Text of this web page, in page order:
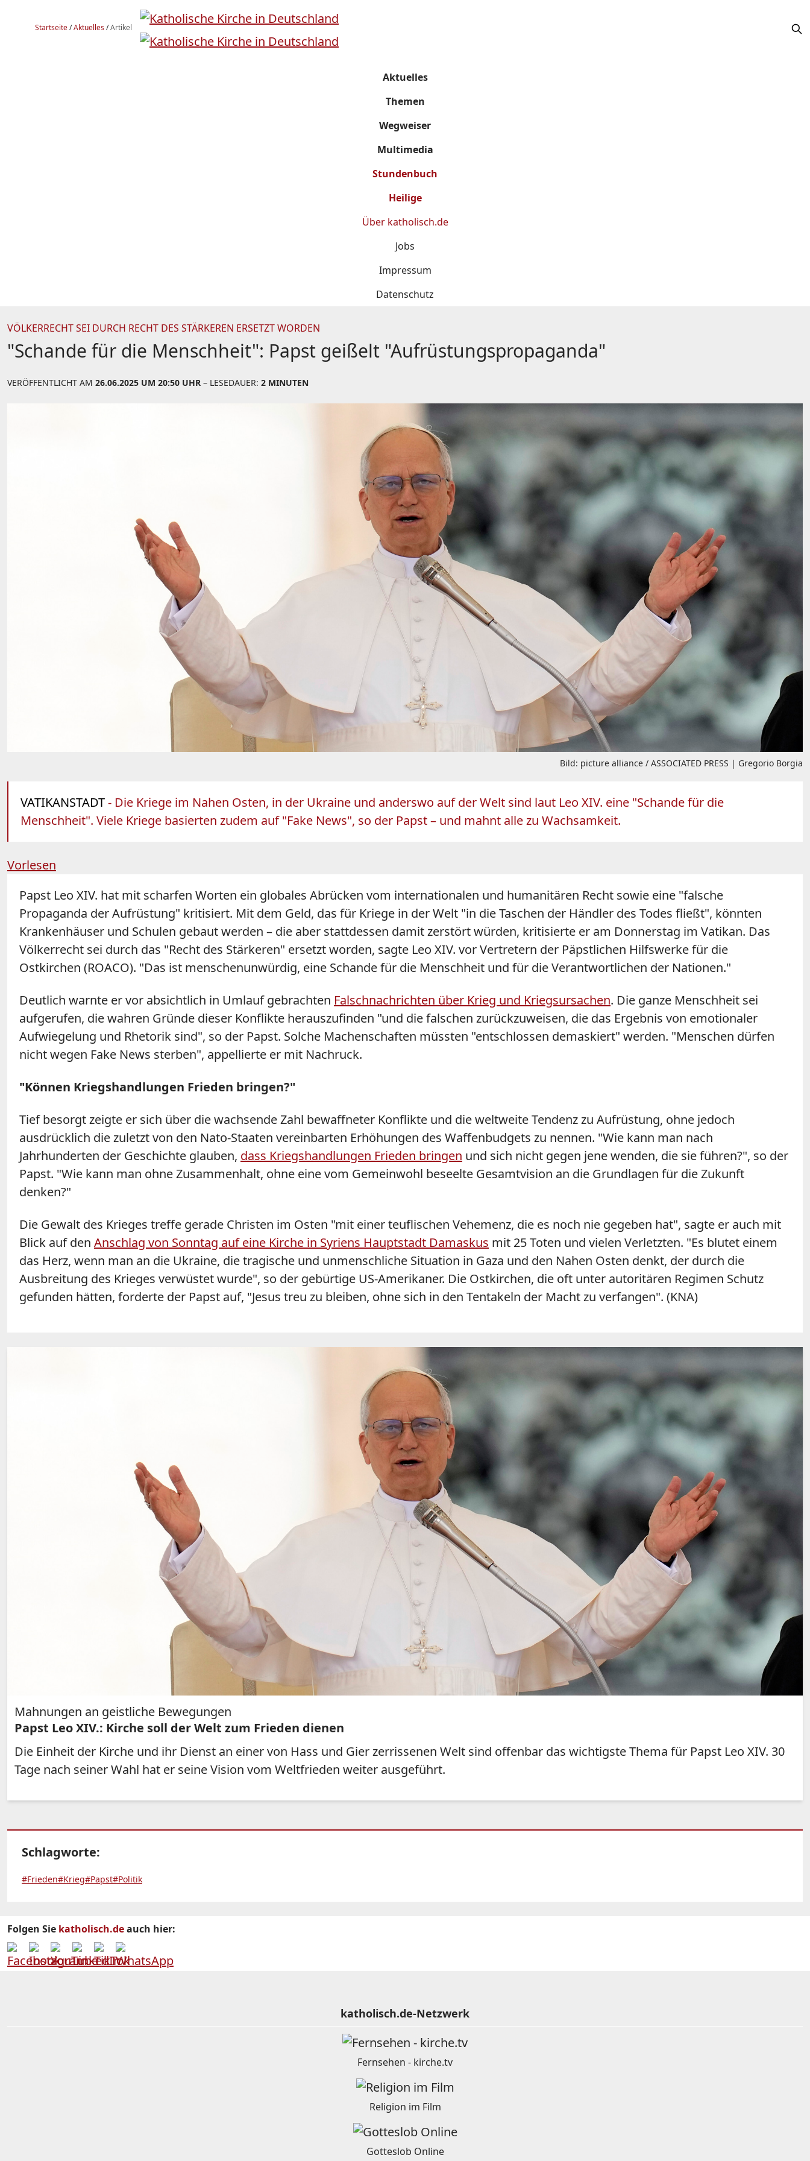
Startseite/Aktuelles/Artikel
Aktuelles
Themen
Wegweiser
Multimedia
Stundenbuch
Heilige
Über katholisch.de
Jobs
Impressum
Datenschutz
VÖLKERRECHT SEI DURCH RECHT DES STÄRKEREN ERSETZT WORDEN
"Schande für die Menschheit": Papst geißelt "Aufrüstungspropaganda"
VERÖFFENTLICHT AM 26.06.2025 UM 20:50 UHR – LESEDAUER: 2 MINUTEN
Bild: picture alliance / ASSOCIATED PRESS | Gregorio Borgia
VATIKANSTADT- Die Kriege im Nahen Osten, in der Ukraine und anderswo auf der Welt sind laut Leo XIV. eine "Schande für die
Menschheit". Viele Kriege basierten zudem auf "Fake News", so der Papst – und mahnt alle zu Wachsamkeit.
Vorlesen
Papst Leo XIV. hat mit scharfen Worten ein globales Abrücken vom internationalen und humanitären Recht sowie eine "falsche
Propaganda der Aufrüstung" kritisiert. Mit dem Geld, das für Kriege in der Welt "in die Taschen der Händler des Todes fließt", könnten
Krankenhäuser und Schulen gebaut werden – die aber stattdessen damit zerstört würden, kritisierte er am Donnerstag im Vatikan. Das
Völkerrecht sei durch das "Recht des Stärkeren" ersetzt worden, sagte Leo XIV. vor Vertretern der Päpstlichen Hilfswerke für die
Ostkirchen (ROACO). "Das ist menschenunwürdig, eine Schande für die Menschheit und für die Verantwortlichen der Nationen."
Deutlich warnte er vor absichtlich in Umlauf gebrachten Falschnachrichten über Krieg und Kriegsursachen. Die ganze Menschheit sei
aufgerufen, die wahren Gründe dieser Konflikte herauszufinden "und die falschen zurückzuweisen, die das Ergebnis von emotionaler
Aufwiegelung und Rhetorik sind", so der Papst. Solche Machenschaften müssten "entschlossen demaskiert" werden. "Menschen dürfen
nicht wegen Fake News sterben", appellierte er mit Nachruck.
"Können Kriegshandlungen Frieden bringen?"
Tief besorgt zeigte er sich über die wachsende Zahl bewaffneter Konflikte und die weltweite Tendenz zu Aufrüstung, ohne jedoch
ausdrücklich die zuletzt von den Nato-Staaten vereinbarten Erhöhungen des Waffenbudgets zu nennen. "Wie kann man nach
Jahrhunderten der Geschichte glauben, dass Kriegshandlungen Frieden bringen und sich nicht gegen jene wenden, die sie führen?", so der
Papst. "Wie kann man ohne Zusammenhalt, ohne eine vom Gemeinwohl beseelte Gesamtvision an die Grundlagen für die Zukunft
denken?"
Die Gewalt des Krieges treffe gerade Christen im Osten "mit einer teuflischen Vehemenz, die es noch nie gegeben hat", sagte er auch mit
Blick auf den Anschlag von Sonntag auf eine Kirche in Syriens Hauptstadt Damaskus mit 25 Toten und vielen Verletzten. "Es blutet einem
das Herz, wenn man an die Ukraine, die tragische und unmenschliche Situation in Gaza und den Nahen Osten denkt, der durch die
Ausbreitung des Krieges verwüstet wurde", so der gebürtige US-Amerikaner. Die Ostkirchen, die oft unter autoritären Regimen Schutz
gefunden hätten, forderte der Papst auf, "Jesus treu zu bleiben, ohne sich in den Tentakeln der Macht zu verfangen". (KNA)
Mahnungen an geistliche Bewegungen
Papst Leo XIV.: Kirche soll der Welt zum Frieden dienen
Die Einheit der Kirche und ihr Dienst an einer von Hass und Gier zerrissenen Welt sind offenbar das wichtigste Thema für Papst Leo XIV. 30
Tage nach seiner Wahl hat er seine Vision vom Weltfrieden weiter ausgeführt.
Schlagworte:
#Frieden#Krieg#Papst#Politik
Folgen Sie katholisch.deauch hier:
katholisch.de-Netzwerk
Fernsehen - kirche.tv
Religion im Film
Gotteslob Online